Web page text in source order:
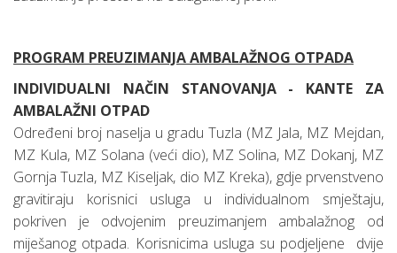
PROGRAM PREUZIMANJA AMBALAŽNOG OTPADA
INDIVIDUALNI NAČIN STANOVANJA - KANTE ZA
AMBALAŽNI OTPAD
Određeni broj naselja u gradu Tuzla (MZ Jala, MZ Mejdan,
MZ Kula, MZ Solana (veći dio), MZ Solina, MZ Dokanj, MZ
Gornja Tuzla, MZ Kiseljak, dio MZ Kreka), gdje prvenstveno
gravitiraju korisnici usluga u individualnom smještaju,
pokriven je odvojenim preuzimanjem ambalažnog od
miješanog otpada. Korisnicima usluga su podjeljene dvije